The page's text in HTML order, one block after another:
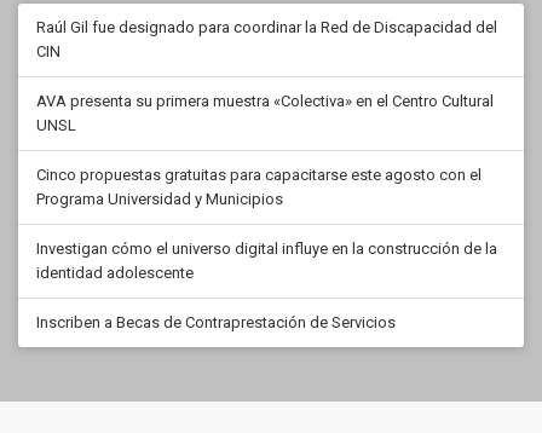
Raúl Gil fue designado para coordinar la Red de Discapacidad del
CIN
AVA presenta su primera muestra «Colectiva» en el Centro Cultural
UNSL
Cinco propuestas gratuitas para capacitarse este agosto con el
Programa Universidad y Municipios
Investigan cómo el universo digital influye en la construcción de la
identidad adolescente
Inscriben a Becas de Contraprestación de Servicios